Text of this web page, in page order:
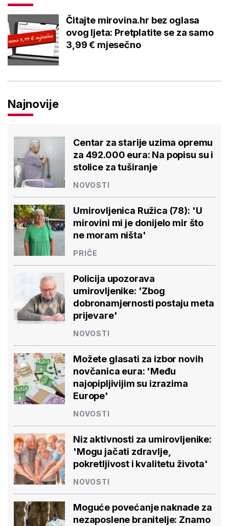
Čitajte mirovina.hr bez oglasa
ovog ljeta: Pretplatite se za samo
3,99 € mjesečno
Najnovije
Centar za starije uzima opremu
za 492.000 eura: Na popisu su i
stolice za tuširanje
NOVOSTI
Umirovljenica Ružica (78): 'U
mirovini mi je donijelo mir što
ne moram ništa'
PRIČE
Policija upozorava
umirovljenike: 'Zbog
dobronamjernosti postaju meta
prijevare'
NOVOSTI
Možete glasati za izbor novih
novčanica eura: 'Među
najopipljivijim su izrazima
Europe'
NOVOSTI
Niz aktivnosti za umirovljenike:
'Mogu jačati zdravlje,
pokretljivost i kvalitetu života'
NOVOSTI
Moguće povećanje naknade za
nezaposlene branitelje: Znamo